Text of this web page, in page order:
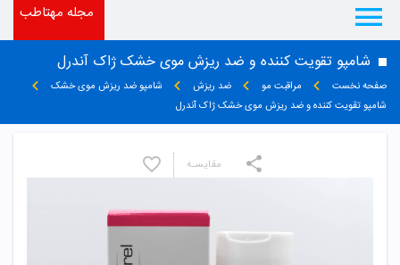
مجله مهتاطب
شامپو تقویت کننده و ضد ریزش موی خشک ژاک آندرل
صفحه نخست مراقبت مو ضد ریزش
شامپو ضد ریزش موی خشک
شامپو تقویت کننده و ضد ریزش موی خشک ژاک آندرل
مقایسـه